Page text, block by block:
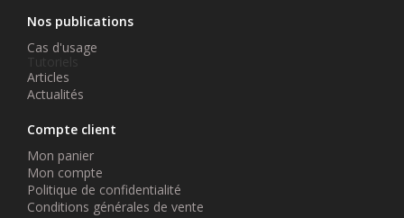
Nos publications
Cas d'usage
Tutoriels
Articles
Actualités
Compte client
Mon panier
Mon compte
Politique de confidentialité
Conditions générales de vente